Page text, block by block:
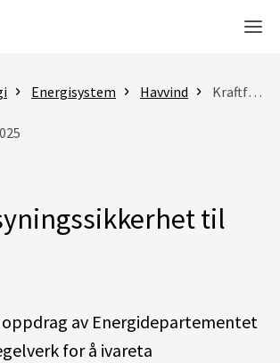
Energisystem Havvind Kraftforsyningssikkerhet til havs
til
oppdrag av Energidepartementet
for å ivareta